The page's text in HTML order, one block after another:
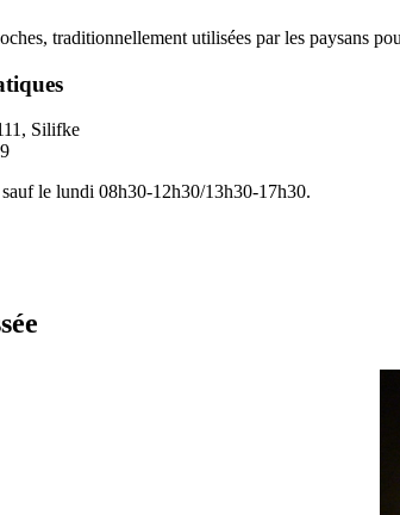
traditionnellement utilisées par les paysans
Silifke
le lundi 08h30-12h30/13h30-17h30.